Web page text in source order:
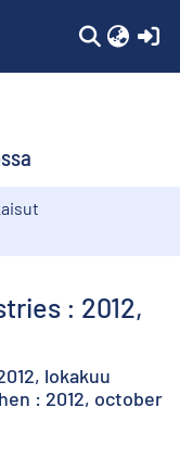
: 2012,
lokakuu
: 2012, october